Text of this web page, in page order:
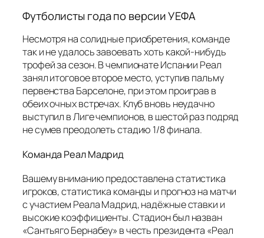
Футболисты года по версии УЕФА
Несмотря на солидные приобретения, команде
так и не удалось завоевать хоть какой-нибудь
трофей за сезон. В чемпионате Испании Реал
занял итоговое второе место, уступив пальму
первенства Барселоне, при этом проиграв в
обеих очных встречах. Клуб вновь неудачно
выступил в Лиге чемпионов, в шестой раз подряд
не сумев преодолеть стадию 1/8 финала.
Команда Реал Мадрид
Вашему вниманию предоставлена статистика
игроков, статистика команды и прогноз на матчи
с участием Реала Мадрид, надёжные ставки и
высокие коэффициенты. Стадион был назван
«Сантьяго Бернабеу» в честь президента «Реал